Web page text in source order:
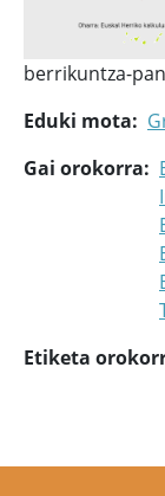
berrikuntza-
Eduki mota
Gai orokorra
Etiketa